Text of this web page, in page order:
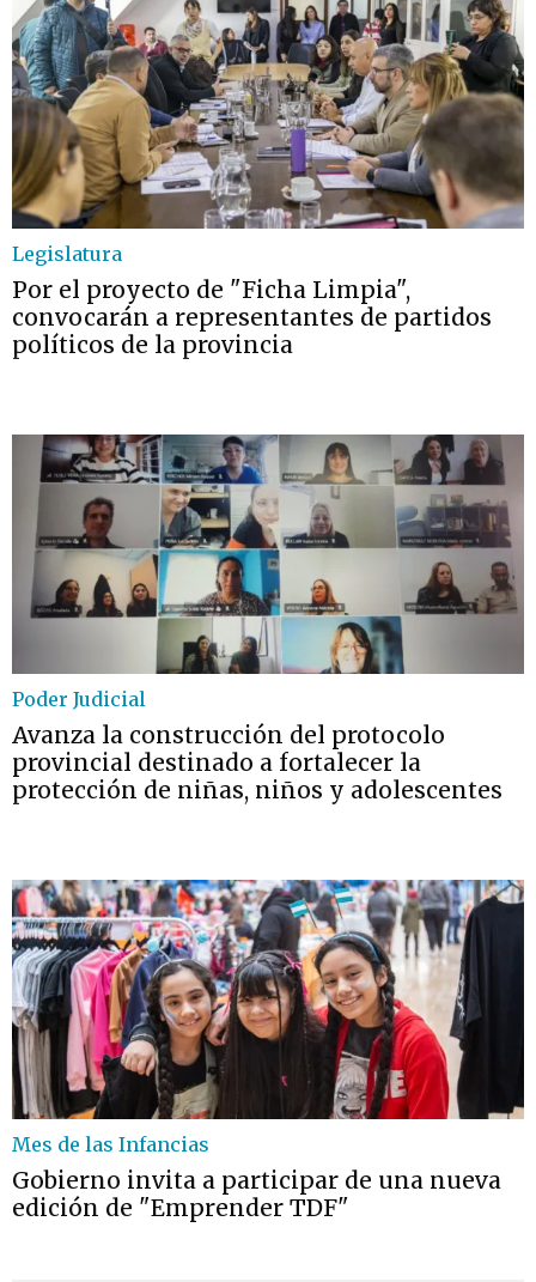
Legislatura
Por el proyecto de "Ficha Limpia",
convocarán a representantes de partidos
políticos de la provincia
Poder Judicial
Avanza la construcción del protocolo
provincial destinado a fortalecer la
protección de niñas, niños y adolescentes
Mes de las Infancias
Gobierno invita a participar de una nueva
edición de "Emprender TDF"